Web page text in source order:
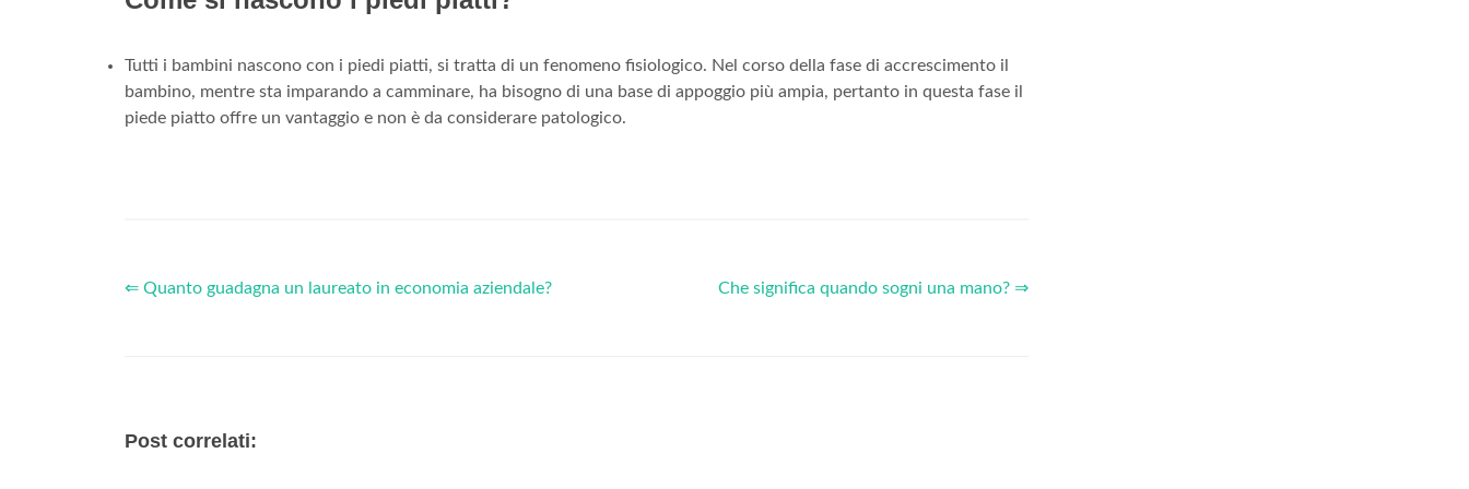
Tutti i bambini nascono con i piedi piatti, si tratta di un fenomeno fisiologico. Nel corso della fase di accrescimento il
bambino, mentre sta imparando a camminare, ha bisogno di una base di appoggio più ampia, pertanto in questa fase il
piede piatto offre un vantaggio e non è da considerare patologico.
⇐ Quanto guadagna un laureato in economia aziendale? Che significa quando sogni una mano? ⇒
Post correlati: